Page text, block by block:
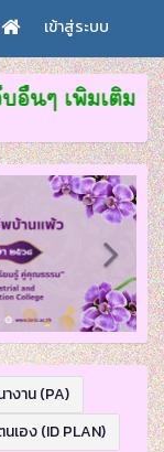
เข้าสู่ระบบ
เพิ่มเติม จาก
งาน (PA)
อง (ID PLAN)